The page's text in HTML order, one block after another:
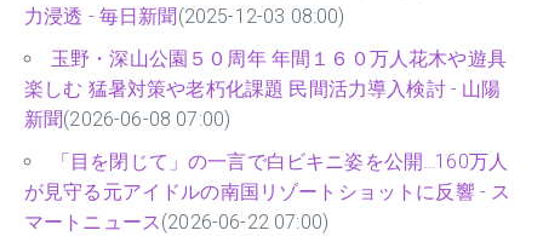
力浸透 - 毎日新聞 (2025-12-03 08:00)
玉野・深山公園５０周年 年間１６０万人花木や遊具
楽しむ 猛暑対策や老朽化課題 民間活力導入検討 - 山陽
新聞(2026-06-08 07:00)
「目を閉じて」の一言で白ビキニ姿を公開…160万人
が見守る元アイドルの南国リゾートショットに反響 - ス
マートニュース(2026-06-22 07:00)